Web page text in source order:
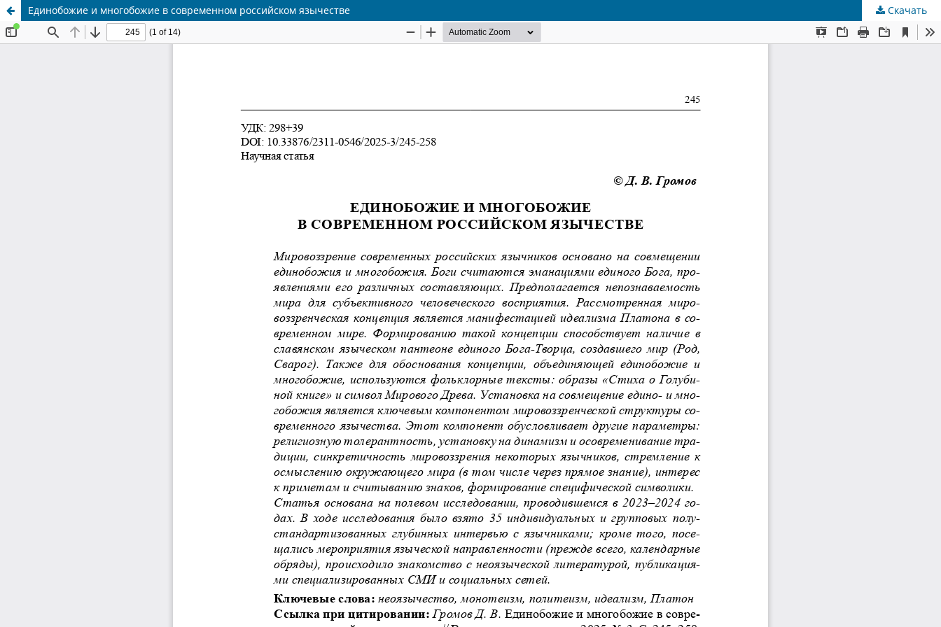
Единобожие и многобожие в современном российском язычестве Скачать